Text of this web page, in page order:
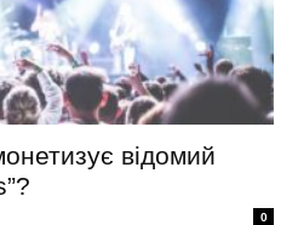
відомий
0